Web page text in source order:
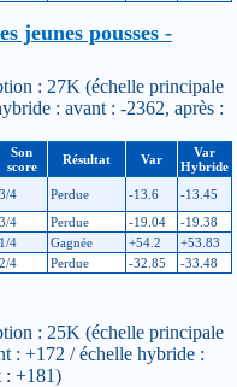
jeunes pousses -
: 27K (échelle principale
: avant : -2362, après :
Son
score
Résultat Var
Var
Hybride
3/4 Perdue -13.6
-13.45
3/4 Perdue -19.04
-19.38
1/4 Gagnée +54.2
+53.83
2/4 Perdue -32.85 -33.48
: 25K (échelle principale
: +172 / échelle hybride :
: +181)